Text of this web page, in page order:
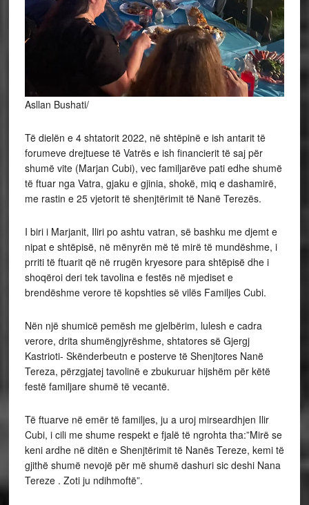
Asllan Bushati/
Të dielën e 4 shtatorit 2022, në shtëpinë e ish antarit të
forumeve drejtuese të Vatrës e ish financierit të saj për
shumë vite (Marjan Cubi), vec familjarëve pati edhe shumë
të ftuar nga Vatra, gjaku e gjinia, shokë, miq e dashamirë,
me rastin e 25 vjetorit të shenjtërimit të Nanë Terezës.
I biri i Marjanit, Iliri po ashtu vatran, së bashku me djemt e
nipat e shtëpisë, në mënyrën më të mirë të mundëshme, i
prriti të ftuarit që në rrugën kryesore para shtëpisë dhe i
shoqëroi deri tek tavolina e festës në mjediset e
brendëshme verore të kopshties së vilës Familjes Cubi.
Nën një shumicë pemësh me gjelbërim, lulesh e cadra
verore, drita shumëngjyrëshme, shtatores së Gjergj
Kastrioti- Skënderbeutn e posterve të Shenjtores Nanë
Tereza, përzgjatej tavolinë e zbukuruar hijshëm për këtë
festë familjare shumë të vecantë.
Të ftuarve në emër të familjes, ju a uroj mirseardhjen Ilir
Cubi, i cili me shume respekt e fjalë të ngrohta tha:”Mirë se
keni ardhe në ditën e Shenjtërimit të Nanës Tereze, kemi të
gjithë shumë nevojë për më shumë dashuri sic deshi Nana
Tereze . Zoti ju ndihmoftë”.